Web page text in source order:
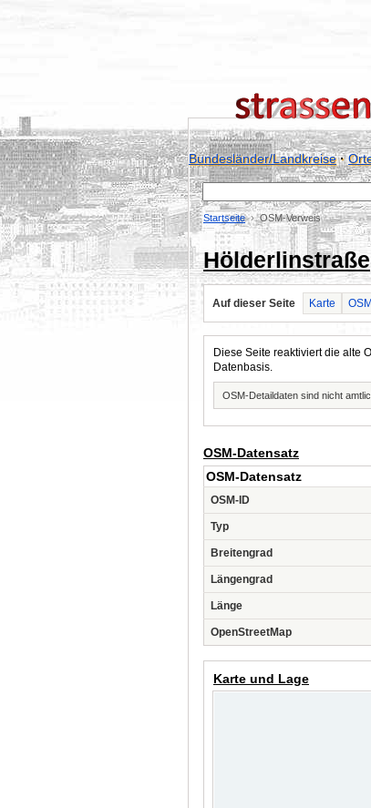
Bundesländer/Landkreise·
Startseite OSM-Verweis
Hölderlinstraße
Auf dieser Seite Karte
Diese Seite reaktiviert die alte
Datenbasis.
OSM-Detaildaten sind nicht
OSM-Datensatz
OSM-Datensatz
OSM-ID
Typ
Breitengrad
Längengrad
Länge
OpenStreetMap
Karte und Lage